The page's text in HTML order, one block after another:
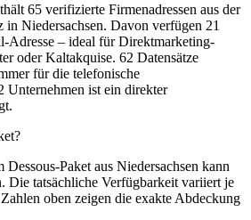
65 verifizierte Firmenadressen aus der
in Niedersachsen. Davon verfügen 21
Adresse – ideal für Direktmarketing-
oder Kaltakquise. 62 Datensätze
für die telefonische
Unternehmen ist ein direkter
Dessous-Paket aus Niedersachsen kann
Die tatsächliche Verfügbarkeit variiert je
oben zeigen die exakte Abdeckung